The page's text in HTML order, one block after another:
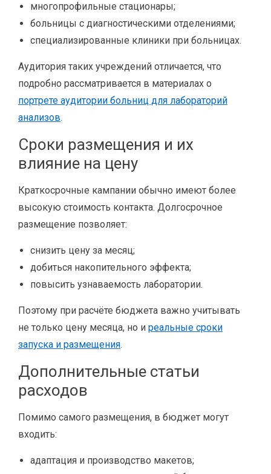
многопрофильные стационары;
больницы с диагностическими отделениями;
специализированные клиники при больницах.
Аудитория таких учреждений отличается, что
подробно рассматривается в материалах о
портрете аудитории больниц для лабораторий
анализов.
Сроки размещения и их
влияние на цену
Краткосрочные кампании обычно имеют более
высокую стоимость контакта. Долгосрочное
размещение позволяет:
снизить цену за месяц;
добиться накопительного эффекта;
повысить узнаваемость лаборатории.
Поэтому при расчёте бюджета важно учитывать
не только цену месяца, но и реальные сроки
запуска и размещения.
Дополнительные статьи
расходов
Помимо самого размещения, в бюджет могут
входить:
адаптация и производство макетов;